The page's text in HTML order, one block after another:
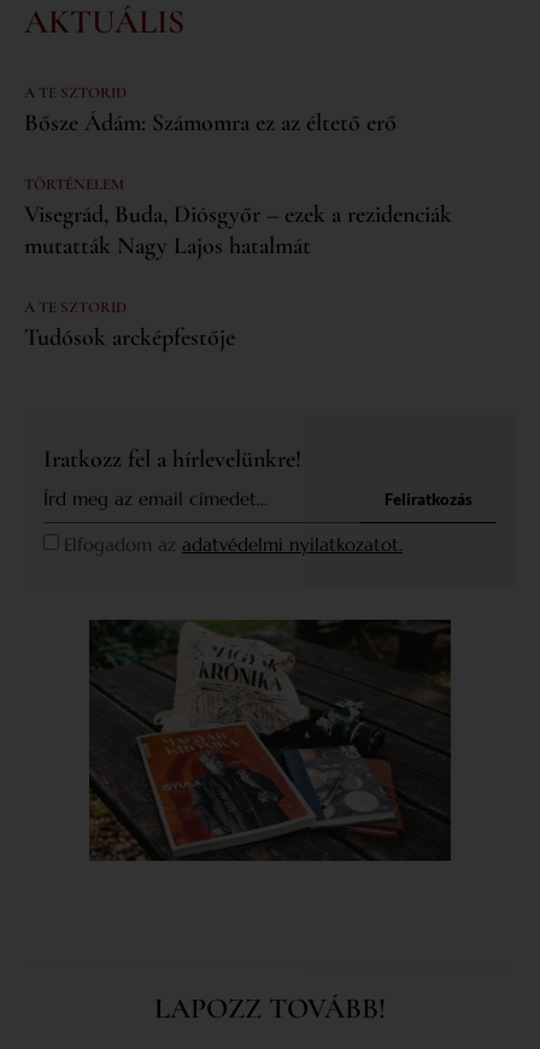
AKTUÁLIS
A TE SZTORID
Bősze Ádám: Számomra ez az éltető erő
TÖRTÉNELEM
Visegrád, Buda, Diósgyőr – ezek a rezidenciák
mutatták Nagy Lajos hatalmát
A TE SZTORID
Tudósok arcképfestője
Iratkozz fel a hírlevelünkre!
Elfogadom az adatvédelmi nyilatkozatot.
Feliratkozás
LAPOZZ TOVÁBB!